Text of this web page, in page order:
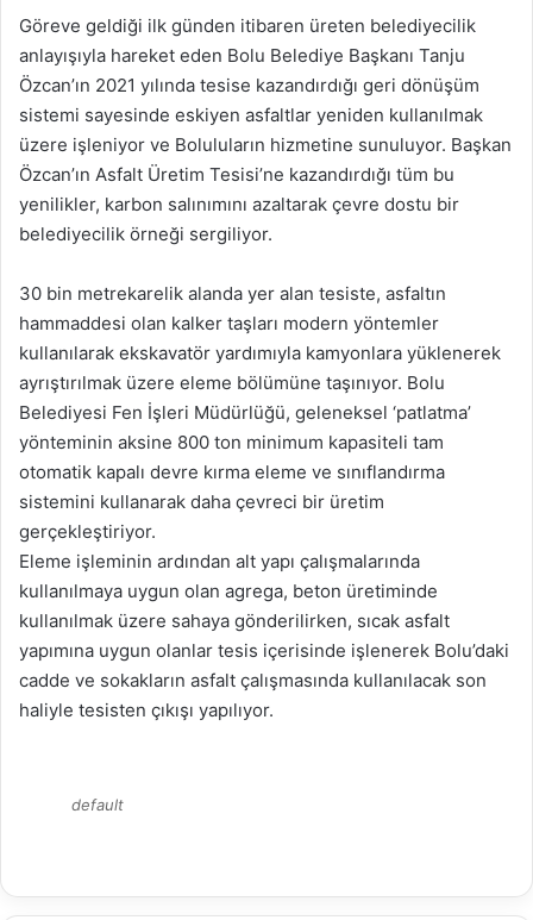
Göreve geldiği ilk günden itibaren üreten belediyecilik
anlayışıyla hareket eden Bolu Belediye Başkanı Tanju
Özcan’ın 2021 yılında tesise kazandırdığı geri dönüşüm
sistemi sayesinde eskiyen asfaltlar yeniden kullanılmak
üzere işleniyor ve Boluluların hizmetine sunuluyor. Başkan
Özcan’ın Asfalt Üretim Tesisi’ne kazandırdığı tüm bu
yenilikler, karbon salınımını azaltarak çevre dostu bir
belediyecilik örneği sergiliyor.
30 bin metrekarelik alanda yer alan tesiste, asfaltın
hammaddesi olan kalker taşları modern yöntemler
kullanılarak ekskavatör yardımıyla kamyonlara yüklenerek
ayrıştırılmak üzere eleme bölümüne taşınıyor. Bolu
Belediyesi Fen İşleri Müdürlüğü, geleneksel ‘patlatma’
yönteminin aksine 800 ton minimum kapasiteli tam
otomatik kapalı devre kırma eleme ve sınıflandırma
sistemini kullanarak daha çevreci bir üretim
gerçekleştiriyor.
Eleme işleminin ardından alt yapı çalışmalarında
kullanılmaya uygun olan agrega, beton üretiminde
kullanılmak üzere sahaya gönderilirken, sıcak asfalt
yapımına uygun olanlar tesis içerisinde işlenerek Bolu’daki
cadde ve sokakların asfalt çalışmasında kullanılacak son
haliyle tesisten çıkışı yapılıyor.
default